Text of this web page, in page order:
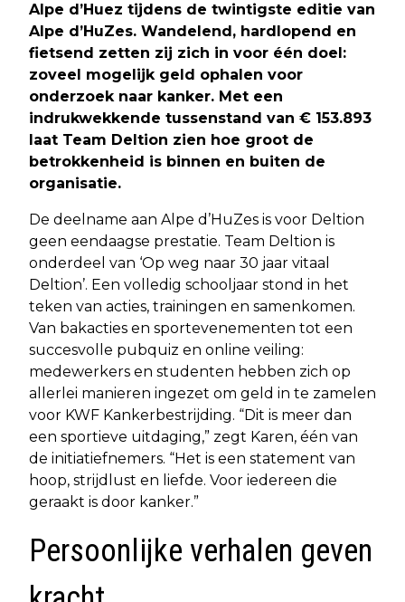
Alpe d’Huez tijdens de twintigste editie van
Alpe d’HuZes. Wandelend, hardlopend en
fietsend zetten zij zich in voor één doel:
zoveel mogelijk geld ophalen voor
onderzoek naar kanker. Met een
indrukwekkende tussenstand van € 153.893
laat Team Deltion zien hoe groot de
betrokkenheid is binnen en buiten de
organisatie.
De deelname aan Alpe d’HuZes is voor Deltion
geen eendaagse prestatie. Team Deltion is
onderdeel van ‘Op weg naar 30 jaar vitaal
Deltion’. Een volledig schooljaar stond in het
teken van acties, trainingen en samenkomen.
Van bakacties en sportevenementen tot een
succesvolle pubquiz en online veiling:
medewerkers en studenten hebben zich op
allerlei manieren ingezet om geld in te zamelen
voor KWF Kankerbestrijding. “Dit is meer dan
een sportieve uitdaging,” zegt Karen, één van
de initiatiefnemers. “Het is een statement van
hoop, strijdlust en liefde. Voor iedereen die
geraakt is door kanker.”
Persoonlijke verhalen geven